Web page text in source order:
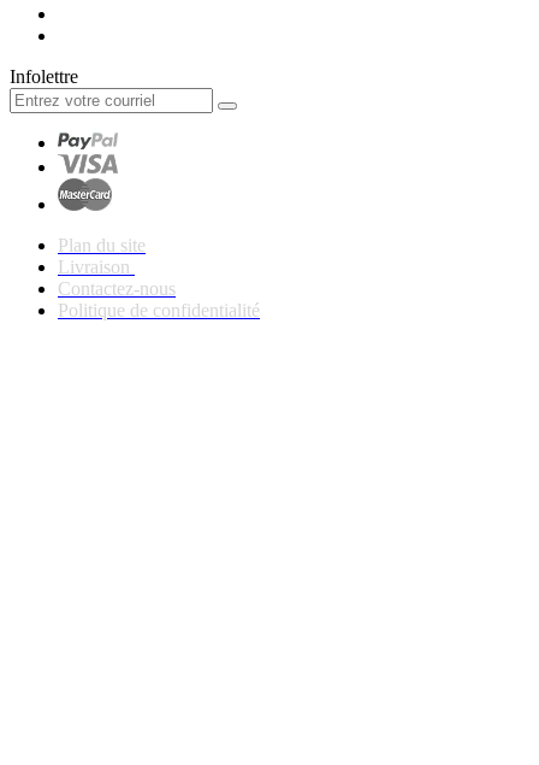
Infolettre
Plan du site
Livraison
Contactez-nous
Politique de confidentialité